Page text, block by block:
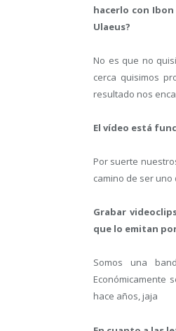
hacerlo con
Ulaeus?
No es que no
cerca quisimos
resultado nos
El vídeo está
Por suerte
camino de ser
Grabar
que lo emitan
Somos una
Económicamente
hace años, jaja